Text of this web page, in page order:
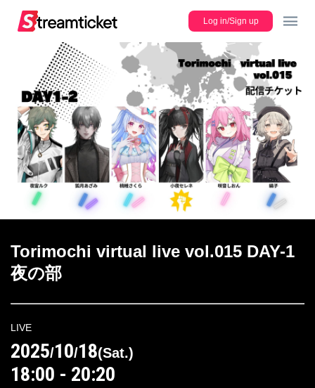
Lineup
Register new ticket
Users Guide
JP
Log in/Sign up
Torimochi virtual live vol.015 DAY-1
夜の部
LIVE
2025/10/18(Sat.)
18:00 - 20:20